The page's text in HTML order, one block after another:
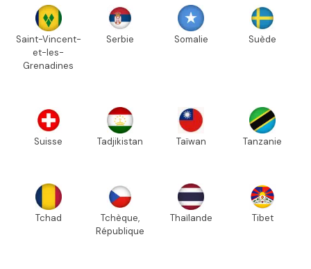
Saint-Vincent-
et-les-
Grenadines
Serbie Somalie Suède
Suisse Tadjikistan Taïwan Tanzanie
Tchad
Tchèque,
République
Thaïlande Tibet